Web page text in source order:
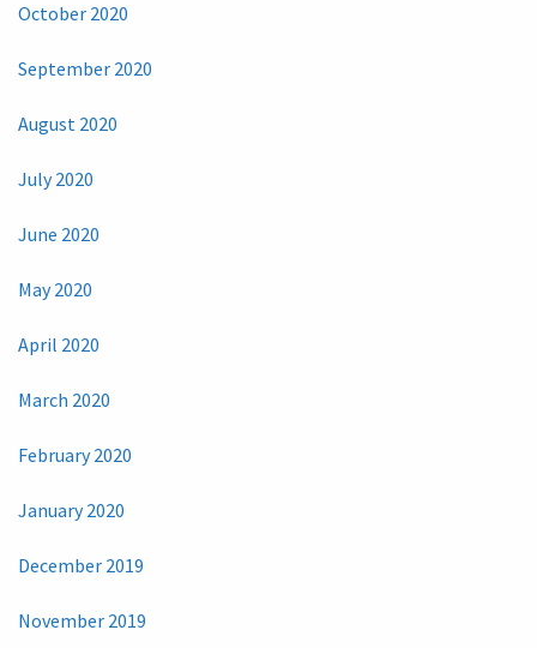
October 2020
September 2020
August 2020
July 2020
June 2020
May 2020
April 2020
March 2020
February 2020
January 2020
December 2019
November 2019